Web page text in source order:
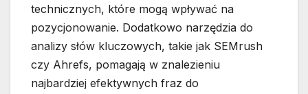
technicznych, które mogą wpływać na
pozycjonowanie. Dodatkowo narzędzia do
analizy słów kluczowych, takie jak SEMrush
czy Ahrefs, pomagają w znalezieniu
najbardziej efektywnych fraz do